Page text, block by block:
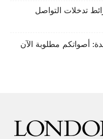
تدخلات التواصل
أصواتكم مطلوبة الآن